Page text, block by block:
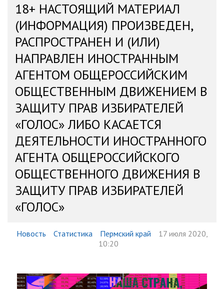
18+ НАСТОЯЩИЙ МАТЕРИАЛ
(ИНФОРМАЦИЯ) ПРОИЗВЕДЕН,
РАСПРОСТРАНЕН И (ИЛИ)
НАПРАВЛЕН ИНОСТРАННЫМ
АГЕНТОМ ОБЩЕРОССИЙСКИМ
ОБЩЕСТВЕННЫМ ДВИЖЕНИЕМ В
ЗАЩИТУ ПРАВ ИЗБИРАТЕЛЕЙ
«ГОЛОС» ЛИБО КАСАЕТСЯ
ДЕЯТЕЛЬНОСТИ ИНОСТРАННОГО
АГЕНТА ОБЩЕРОССИЙСКОГО
ОБЩЕСТВЕННОГО ДВИЖЕНИЯ В
ЗАЩИТУ ПРАВ ИЗБИРАТЕЛЕЙ
«ГОЛОС»
Новость Статистика Пермский край
17 июля 2020,
10:20